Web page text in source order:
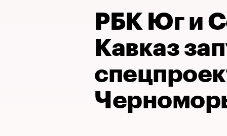
Проверка контрагентов
РБК Юг и
Кавказ